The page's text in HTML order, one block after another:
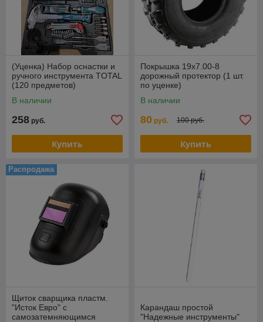
(Уценка) Набор оснастки и
ручного инструмента TOTAL
(120 предметов)
В наличии
258 руб.
Купить
Покрышка 19х7.00-8
дорожный протектор (1 шт.
по уценке)
В наличии
80 руб. 100 руб.
Купить
Распродажа
Щиток сварщика пластм.
"Исток Евро" с
самозатемняющимся
Карандаш простой
"Надежные инструменты"